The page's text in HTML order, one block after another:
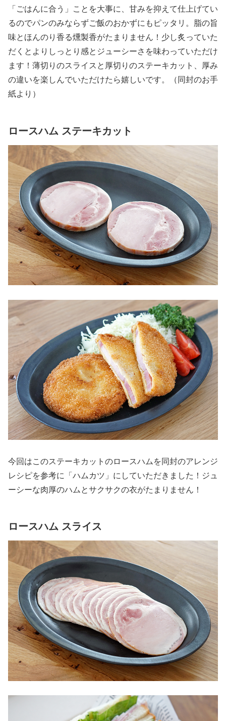
「ごはんに合う」ことを大事に、甘みを抑えて仕上げてい
るのでパンのみならずご飯のおかずにもピッタリ。脂の旨
味とほんのり香る燻製香がたまりません！少し炙っていた
だくとよりしっとり感とジューシーさを味わっていただけ
ます！薄切りのスライスと厚切りのステーキカット、厚み
の違いを楽しんでいただけたら嬉しいです。（同封のお手
紙より）
ロースハム ステーキカット
今回はこのステーキカットのロースハムを同封のアレンジ
レシピを参考に「ハムカツ」にしていただきました！ジュ
ーシーな肉厚のハムとサクサクの衣がたまりません！
ロースハム スライス